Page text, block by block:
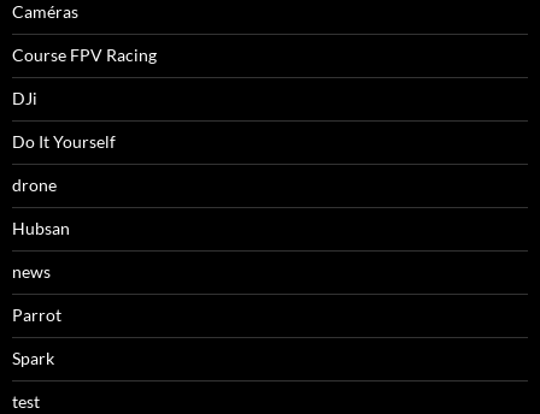
Caméras
Course FPV Racing
DJi
Do It Yourself
drone
Hubsan
news
Parrot
Spark
test